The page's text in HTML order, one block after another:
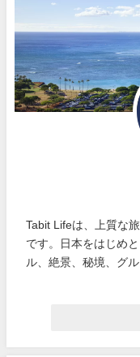
Tabit Lifeは、上質な
です。日本をはじめ
ル、絶景、秘境、グ